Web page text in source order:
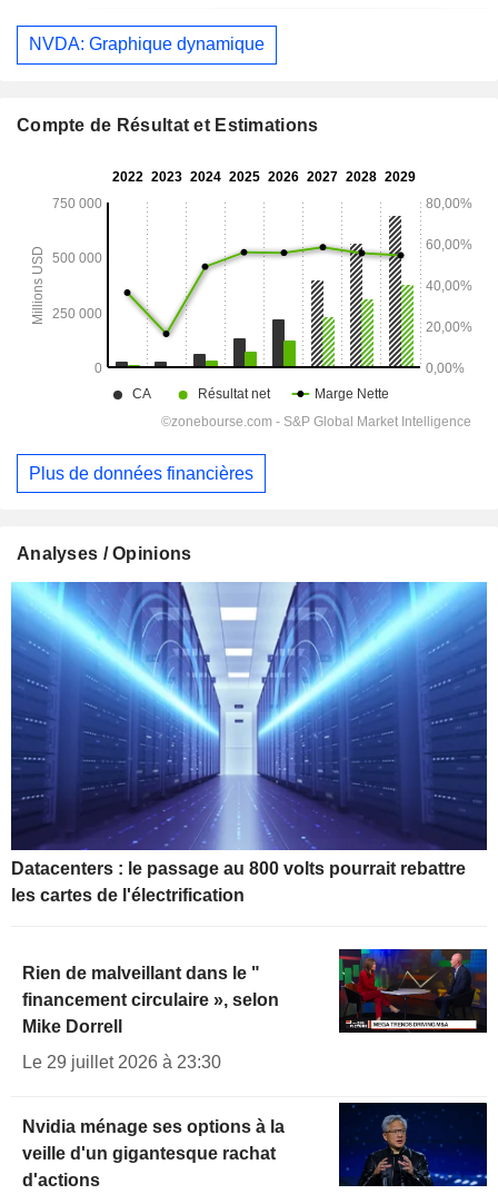
NVDA: Graphique dynamique
Compte de Résultat et Estimations
Plus de données financières
Analyses / Opinions
Datacenters : le passage au 800 volts pourrait rebattre
les cartes de l'électrification
Rien de malveillant dans le "
financement circulaire », selon
Mike Dorrell
Le 29 juillet 2026 à 23:30
Nvidia ménage ses options à la
veille d'un gigantesque rachat
d'actions